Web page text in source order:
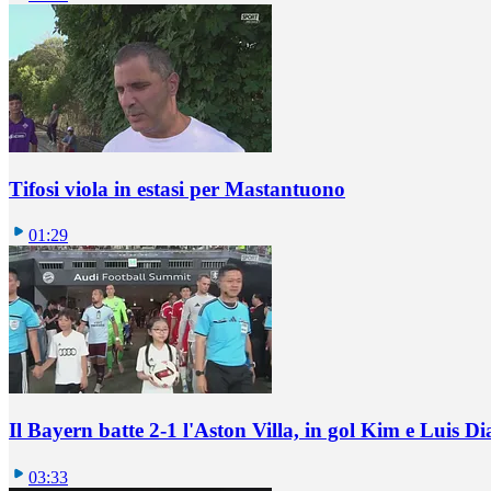
Tifosi viola in estasi per Mastantuono
01:29
Il Bayern batte 2-1 l'Aston Villa, in gol Kim e Luis
03:33